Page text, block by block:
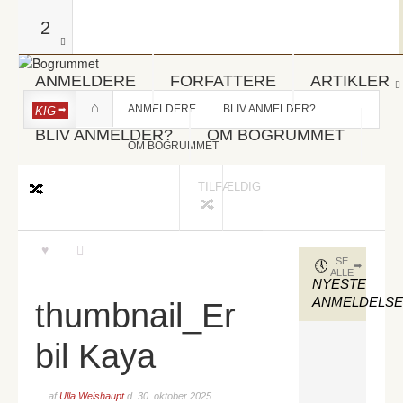
2
ANMELDERE FORFATTERE ARTIKLER
BLIV ANMELDER? OM BOGRUMMET
KIG ANMELDERE BLIV ANMELDER?
OM BOGRUMMET
TILFÆLDIG
thumbnail_Er
bil Kaya
afUlla Weishauptd. 30. oktober 2025
NYESTE
SE
ALLE